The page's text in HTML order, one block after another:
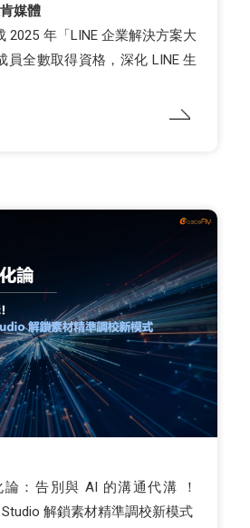
媒體
2025 年「LINE 企業解決方案大
員全數取得資格，深化 LINE 生
：告別與 AI 的溝通代溝 ！
解鎖素材精準調校新模式